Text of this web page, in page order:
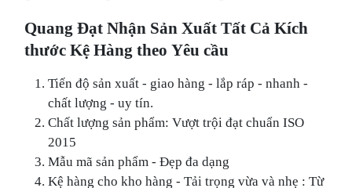
Quang ĐạtNhận Sản Xuất Tất Cả Kích
thước Kệ Hàng theo Yêu cầu
Tiến độ sản xuất - giao hàng - lắp ráp - nhanh -
chất lượng - uy tín.
Chất lượng sản phẩm: Vượt trội đạt chuẩn ISO
2015
Mẫu mã sản phẩm - Đẹp đa dạng
Kệ hàng cho kho hàng - Tải trọng vừa và nhẹ : Từ